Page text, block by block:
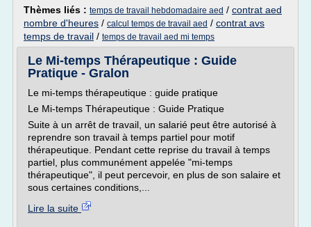
Thèmes liés : temps de travail hebdomadaire aed / contrat aed
nombre d'heures / calcul temps de travail aed / contrat avs
temps de travail / temps de travail aed mi temps
Le Mi-temps Thérapeutique : Guide
Pratique - Gralon
Le mi-temps thérapeutique : guide pratique
Le Mi-temps Thérapeutique : Guide Pratique
Suite à un arrêt de travail, un salarié peut être autorisé à
reprendre son travail à temps partiel pour motif
thérapeutique. Pendant cette reprise du travail à temps
partiel, plus communément appelée "mi-temps
thérapeutique", il peut percevoir, en plus de son salaire et
sous certaines conditions,...
Lire la suite